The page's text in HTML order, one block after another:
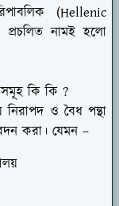
(Hellenic
প্রচলিত নামই হলো
কি কি ?
নিরাপদ ও বৈধ পন্থা
করা। যেমন –